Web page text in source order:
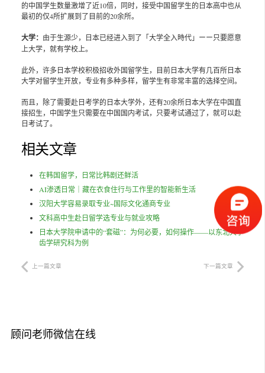
的中国学生数量激增了近10倍，同时，接受中国留学生的日本高中也从
最初的仅4所扩展到了目前的20余所。
大学： 由于生源少，日本已经进入到了「大学全入時代」ーー只要愿意
上大学，就有学校上。
此外，许多日本学校积极招收外国留学生，目前日本大学有几百所日本
大学对留学生开放，专业有多种多样，留学生有非常丰富的选择空间。
而且，除了需要赴日考学的日本大学外，还有20余所日本大学在中国直
接招生，中国学生只需要在中国国内考试，只要考试通过了，就可以赴
日考试了。
相关文章
在韩国留学，日常比韩剧还鲜活
AI渗透日常｜藏在衣食住行与工作里的智能新生活
汉阳大学容易录取专业~国际文化通商专业
文科高中生赴日留学选专业与就业攻略
日本大学院申请中的“套磁”：为何必要，如何操作——以东北大学
齿学研究科为例
上一篇文章 下一篇文章
顾问老师微信在线